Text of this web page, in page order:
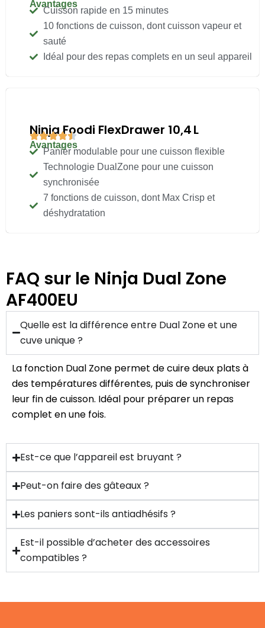
Avantages
Cuisson rapide en 15 minutes
10 fonctions de cuisson, dont cuisson vapeur et
sauté
Idéal pour des repas complets en un seul appareil
Ninja Foodi FlexDrawer 10,4 L
Avantages
Panier modulable pour une cuisson flexible
Technologie DualZone pour une cuisson
synchronisée
7 fonctions de cuisson, dont Max Crisp et
déshydratation
FAQ sur le Ninja Dual Zone
AF400EU
Quelle est la différence entre Dual Zone et une
cuve unique ?
La fonction Dual Zone permet de cuire deux plats à
des températures différentes, puis de synchroniser
leur fin de cuisson. Idéal pour préparer un repas
complet en une fois.
Est-ce que l’appareil est bruyant ?
Peut-on faire des gâteaux ?
Les paniers sont-ils antiadhésifs ?
Est-il possible d’acheter des accessoires
compatibles ?